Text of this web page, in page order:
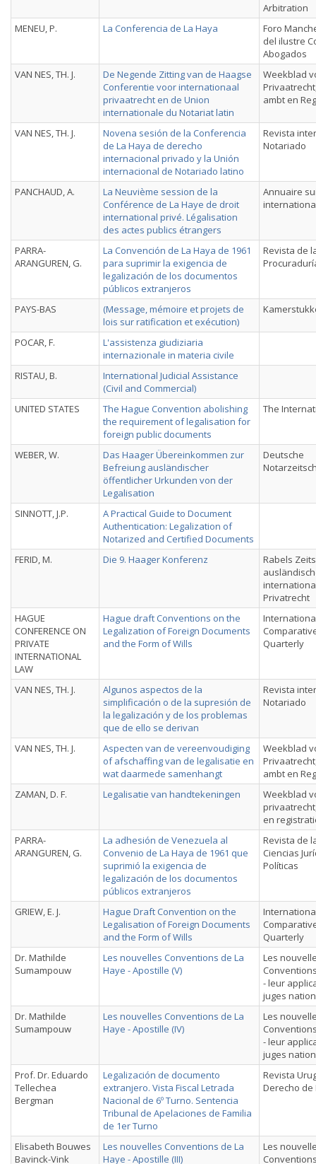
Arbitration
MENEU, P.
La Conferencia de La Haya
Foro
del ilustre
Abogados
VAN NES, TH. J.
De Negende Zitting van de Haagse
Conferentie voor internationaal
privaatrecht en de Union
internationale du Notariat latin
Weekblad
ambt en
VAN NES, TH. J.
Novena sesión de la Conferencia
de La Haya de derecho
internacional privado y la Unión
internacional de Notariado latino
Revista
Notariado
PANCHAUD, A.
La Neuvième session de la
Conférence de La Haye de droit
international privé. Légalisation
des actes publics étrangers
Annuaire
PARRA-
ARANGUREN, G.
La Convención de La Haya de 1961
para suprimir la exigencia de
legalización de los documentos
públicos extranjeros
Revista de
PAYS-BAS
(Message, mémoire et projets de
lois sur ratification et exécution)
POCAR, F.
L'assistenza giudiziaria
internazionale in materia civile
RISTAU, B.
International Judicial Assistance
(Civil and Commercial)
UNITED STATES
The Hague Convention abolishing
the requirement of legalisation for
foreign public documents
The
WEBER, W.
Das Haager Übereinkommen zur
Befreiung ausländischer
öffentlicher Urkunden von der
Legalisation
Deutsche
SINNOTT, J.P.
A Practical Guide to Document
Authentication: Legalization of
Notarized and Certified Documents
FERID, M.
Die 9. Haager Konferenz
Rabels
Privatrecht
HAGUE
CONFERENCE ON
PRIVATE
INTERNATIONAL
LAW
Hague draft Conventions on the
Legalization of Foreign Documents
and the Form of Wills
Quarterly
VAN NES, TH. J.
Algunos aspectos de la
simplificación o de la supresión de
la legalización y de los problemas
que de ello se derivan
Revista
Notariado
VAN NES, TH. J.
Aspecten van de vereenvoudiging
of afschaffing van de legalisatie en
wat daarmede samenhangt
Weekblad
ambt en
ZAMAN, D. F.
Legalisatie van handtekeningen
Weekblad
en
PARRA-
ARANGUREN, G.
La adhesión de Venezuela al
Convenio de La Haya de 1961 que
suprimió la exigencia de
legalización de los documentos
públicos extranjeros
Revista de
Ciencias
Políticas
GRIEW, E. J.
Hague Draft Convention on the
Legalisation of Foreign Documents
and the Form of Wills
Quarterly
Dr. Mathilde
Sumampouw
Les nouvelles Conventions de La
Haye - Apostille (V)
Les
- leur
juges
Dr. Mathilde
Sumampouw
Les nouvelles Conventions de La
Haye - Apostille (IV)
Les
- leur
juges
Prof. Dr. Eduardo
Tellechea
Bergman
Legalización de documento
extranjero. Vista Fiscal Letrada
Nacional de 6º Turno. Sentencia
Tribunal de Apelaciones de Familia
de 1er Turno
Revista
Derecho de
Elisabeth Bouwes
Bavinck-Vink
Les nouvelles Conventions de La
Haye - Apostille (III)
Les